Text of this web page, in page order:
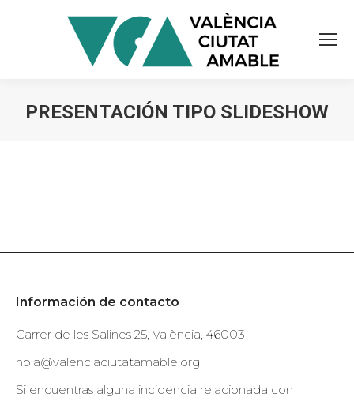
PRESENTACIÓN TIPO SLIDESHOW
Información de contacto
Carrer de les Salines 25, València, 46003
hola@valenciaciutatamable.org
Si encuentras alguna incidencia relacionada con